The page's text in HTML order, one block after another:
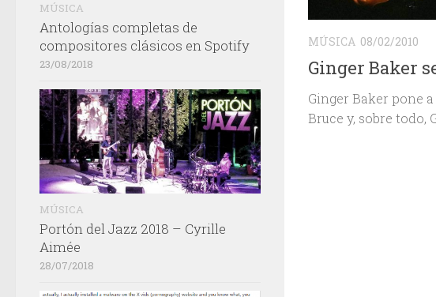
MÚSICA 08/02/2010
Ginger Baker
Ginger Baker pone
Bruce y, sobre todo,
MÚSICA
Antologías completas de
compositores clásicos en Spotify
23/08/2018
MÚSICA
Portón del Jazz 2018 – Cyrille
Aimée
28/07/2018